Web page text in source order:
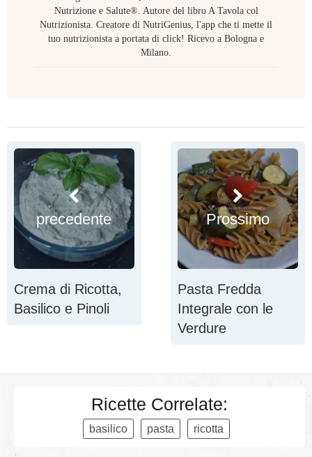
Nutrizione e Salute®. Autore del libro A Tavola col
Nutrizionista. Creatore di NutriGenius, l'app che ti mette il
tuo nutrizionista a portata di click! Ricevo a Bologna e
Milano.
precedente
Crema di Ricotta,
Basilico e Pinoli
Prossimo
Pasta Fredda
Integrale con le
Verdure
Ricette Correlate:
basilico pasta ricotta